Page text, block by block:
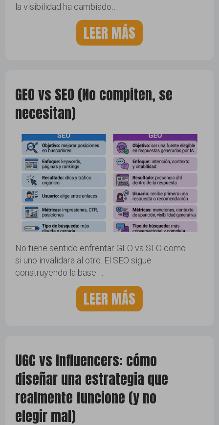
la visibilidad ha cambiado…
LEER MÁS
GEO vs SEO (No compiten, se
necesitan)
No tiene sentido enfrentar GEO vs SEO como
si uno invalidara al otro. El SEO sigue
construyendo la base:…
LEER MÁS
UGC vs Influencers: cómo
diseñar una estrategia que
realmente funcione (y no
elegir mal)